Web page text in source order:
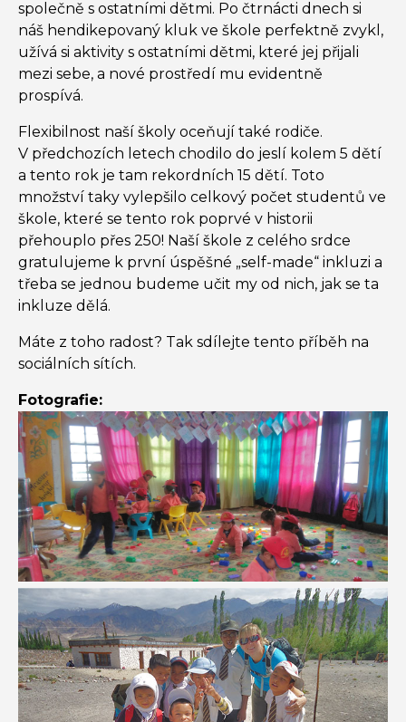
společně s ostatními dětmi. Po čtrnácti dnech si
náš hendikepovaný kluk ve škole perfektně zvykl,
užívá si aktivity s ostatními dětmi, které jej přijali
mezi sebe, a nové prostředí mu evidentně
prospívá.
Flexibilnost naší školy oceňují také rodiče.
V předchozích letech chodilo do jeslí kolem 5 dětí
a tento rok je tam rekordních 15 dětí. Toto
množství taky vylepšilo celkový počet studentů ve
škole, které se tento rok poprvé v historii
přehouplo přes 250! Naší škole z celého srdce
gratulujeme k první úspěšné „self-made“ inkluzi a
třeba se jednou budeme učit my od nich, jak se ta
inkluze dělá.
Máte z toho radost? Tak sdílejte tento příběh na
sociálních sítích.
Fotografie: